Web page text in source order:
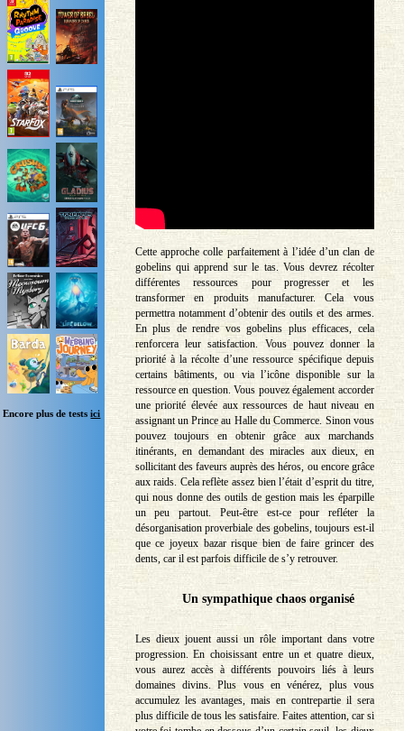
Encore plus de testsici
Cette approche colle parfaitement à l’idée d’un clan de
gobelins qui apprend sur le tas. Vous devrez récolter
différentes ressources pour progresser et les
transformer en produits manufacturer. Cela vous
permettra notamment d’obtenir des outils et des armes.
En plus de rendre vos gobelins plus efficaces, cela
renforcera leur satisfaction. Vous pouvez donner la
priorité à la récolte d’une ressource spécifique depuis
certains bâtiments, ou via l’icône disponible sur la
ressource en question. Vous pouvez également accorder
une priorité élevée aux ressources de haut niveau en
assignant un Prince au Halle du Commerce. Sinon vous
pouvez toujours en obtenir grâce aux marchands
itinérants, en demandant des miracles aux dieux, en
sollicitant des faveurs auprès des héros, ou encore grâce
aux raids. Cela reflète assez bien l’était d’esprit du titre,
qui nous donne des outils de gestion mais les éparpille
un peu partout. Peut-être est-ce pour refléter la
désorganisation proverbiale des gobelins, toujours est-il
que ce joyeux bazar risque bien de faire grincer des
dents, car il est parfois difficile de s’y retrouver.
Un sympathique chaos organisé
Les dieux jouent aussi un rôle important dans votre
progression. En choisissant entre un et quatre dieux,
vous aurez accès à différents pouvoirs liés à leurs
domaines divins. Plus vous en vénérez, plus vous
accumulez les avantages, mais en contrepartie il sera
plus difficile de tous les satisfaire. Faites attention, car si